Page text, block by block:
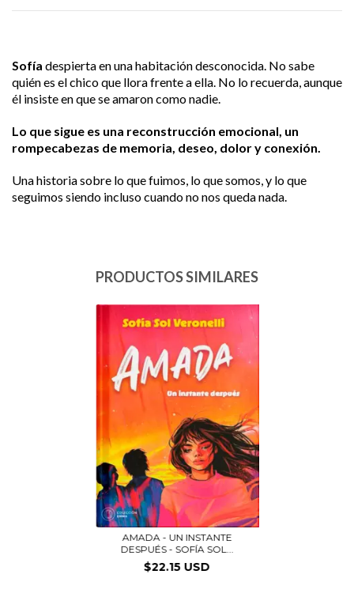
Sofía despierta en una habitación desconocida. No sabe
quién es el chico que llora frente a ella. No lo recuerda, aunque
él insiste en que se amaron como nadie.
Lo que sigue es una reconstrucción emocional, un
rompecabezas de memoria, deseo, dolor y conexión.
Una historia sobre lo que fuimos, lo que somos, y lo que
seguimos siendo incluso cuando no nos queda nada.
PRODUCTOS SIMILARES
AMADA - UN INSTANTE
DESPUÉS - SOFÍA SOL...
$22.15 USD